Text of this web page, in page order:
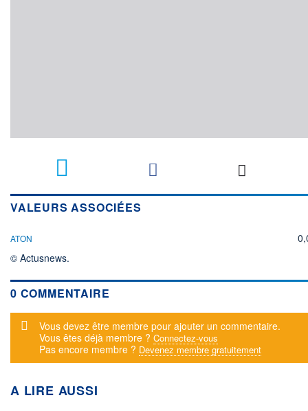
VALEURS ASSOCIÉES
ATON
© Actusnews.
0 COMMENTAIRE
Message d'alerte
Vous devez être membre pour ajouter un commentaire.
Vous êtes déjà membre ? Connectez-vous
Pas encore membre ? Devenez membre gratuitement
A LIRE AUSSI